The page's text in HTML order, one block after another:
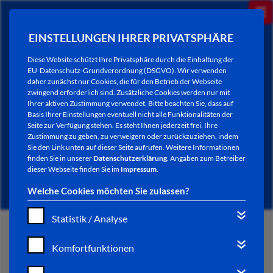
EINSTELLUNGEN IHRER PRIVATSPHÄRE
Diese Website schützt Ihre Privatsphäre durch die Einhaltung der
EU-Datenschutz-Grundverordnung (DSGVO). Wir verwenden
daher zunächst nur Cookies, die für den Betrieb der Webseite
zwingend erforderlich sind. Zusätzliche Cookies werden nur mit
Ihrer aktiven Zustimmung verwendet. Bitte beachten Sie, dass auf
Basis Ihrer Einstellungen eventuell nicht alle Funktionalitäten der
Seite zur Verfügung stehen. Es steht Ihnen jederzeit frei, Ihre
Zustimmung zu geben, zu verweigern oder zurückzuziehen, indem
Sie den Link unten auf dieser Seite aufrufen. Weitere Informationen
finden Sie in unsererDatenschutzerklärung. Angaben zum Betreiber
dieser Webseite finden Sie im Impressum.
Welche Cookies möchten Sie zulassen?
Statistik / Analyse
Komfortfunktionen
NEWSLETTER / CITY LETTER
START